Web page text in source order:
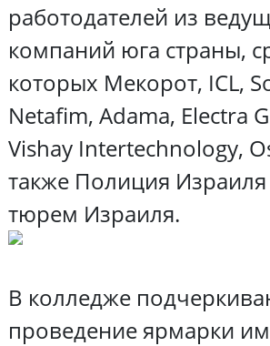
работодателей из
компаний юга страны,
которых Мекорот, ICL,
Netafim, Adama, Electra
Vishay Intertechnology,
также Полиция
тюрем Израиля.
В колледже
проведение ярмарки